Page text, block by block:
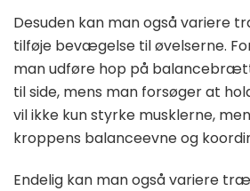
Desuden kan man også variere
tilføje bevægelse til øvelserne.
man udføre hop på
til side, mens man forsøger at
vil ikke kun styrke musklerne,
kroppens balanceevne og
Endelig kan man også variere